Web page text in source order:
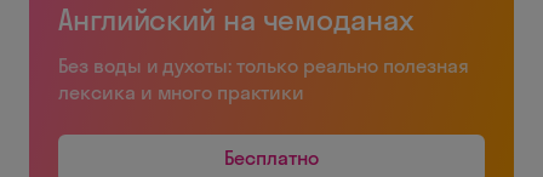
Английский на чемоданах
Без воды и духоты: только реально полезная
лексика и много практики
Бесплатно